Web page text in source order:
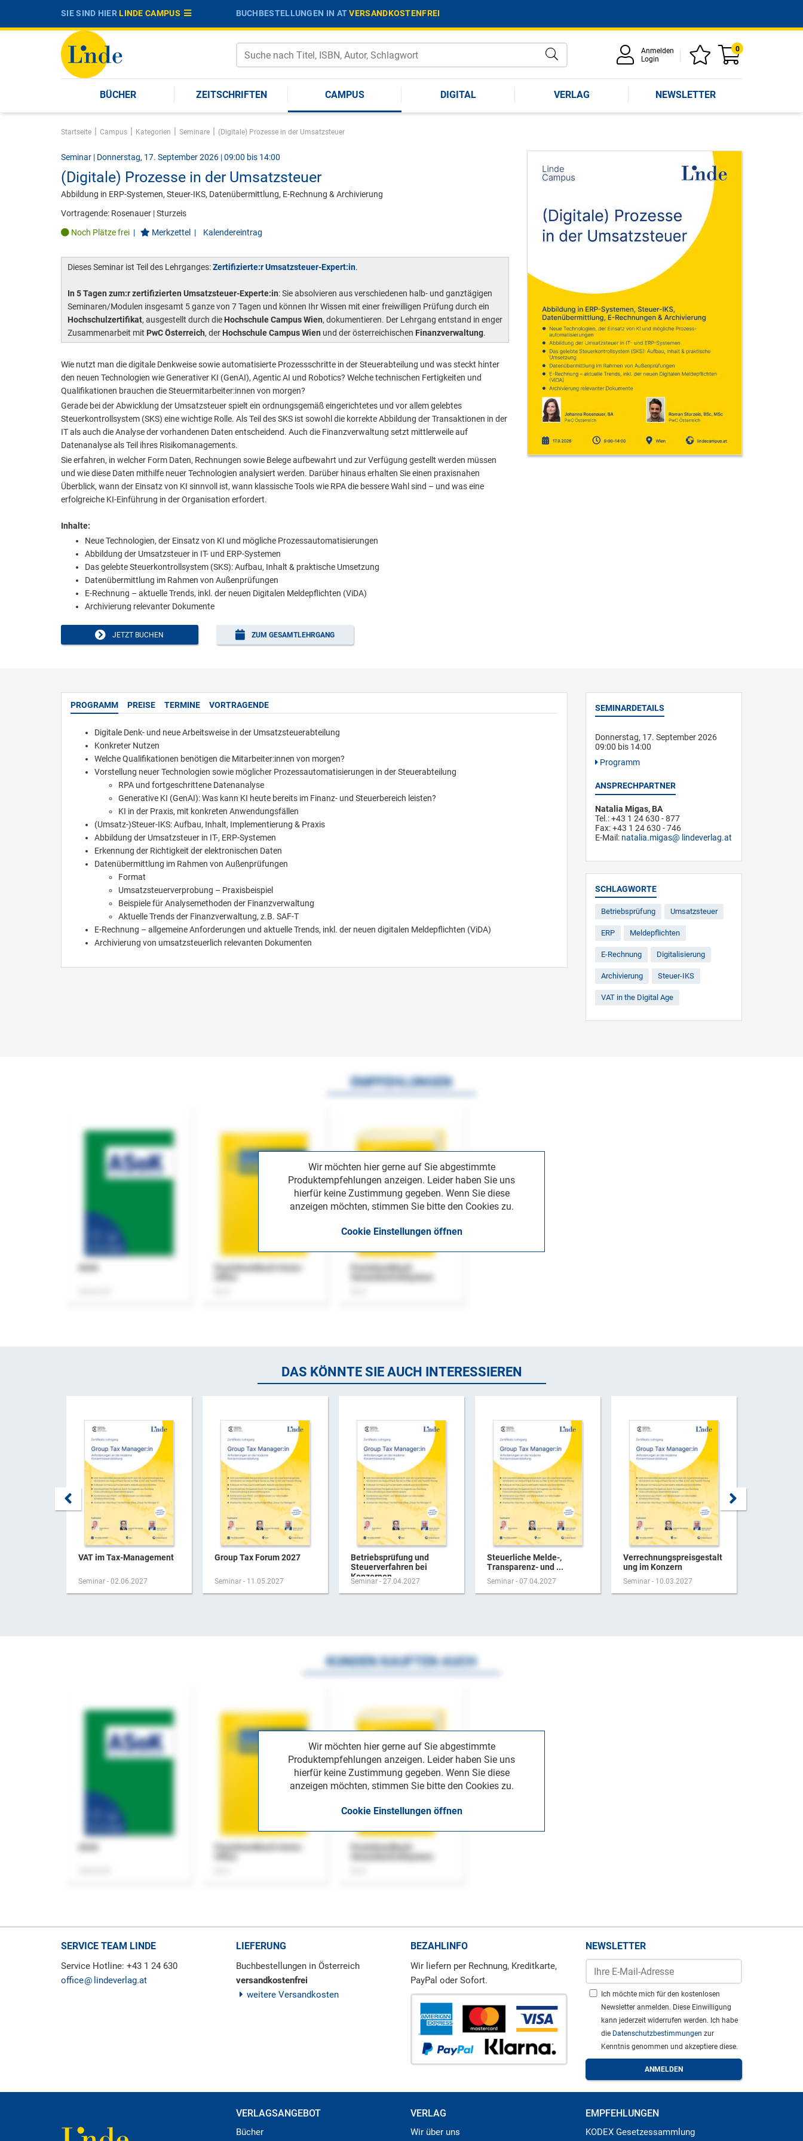
SIE SIND HIERLINDE CAMPUS BUCHBESTELLUNGEN IN ATVERSANDKOSTENFREI
Anmelden
Login
0
BÜCHER ZEITSCHRIFTEN CAMPUS DIGITAL VERLAG NEWSLETTER
Startseite | Campus | Kategorien | Seminare | (Digitale) Prozesse in der Umsatzsteuer
Seminar | Donnerstag, 17. September 2026 | 09:00 bis 14:00
(Digitale) Prozesse in der Umsatzsteuer
Abbildung in ERP-Systemen, Steuer-IKS, Datenübermittlung, E-Rechnung & Archivierung
Vortragende: Rosenauer |Sturzeis
Noch Plätze frei | Merkzettel | Kalendereintrag
Dieses Seminar ist Teil des Lehrganges:Zertifizierte:r Umsatzsteuer-Expert:in.
In 5 Tagen zum:r zertifizierten Umsatzsteuer-Experte:in: Sie absolvieren aus verschiedenen halb- und ganztägigen
Seminaren/Modulen insgesamt 5 ganze von 7 Tagen und können Ihr Wissen mit einer freiwilligen Prüfung durch ein
Hochschulzertifikat, ausgestellt durch die Hochschule Campus Wien, dokumentieren. Der Lehrgang entstand in enger
Zusammenarbeit mit PwC Österreich, der Hochschule Campus Wien und der österreichischen Finanzverwaltung.
Wie nutzt man die digitale Denkweise sowie automatisierte Prozessschritte in der Steuerabteilung und was steckt hinter
den neuen Technologien wie Generativer KI (GenAI), Agentic AI und Robotics? Welche technischen Fertigkeiten und
Qualifikationen brauchen die Steuermitarbeiter:innen von morgen?
Gerade bei der Abwicklung der Umsatzsteuer spielt ein ordnungsgemäß eingerichtetes und vor allem gelebtes
Steuerkontrollsystem (SKS) eine wichtige Rolle. Als Teil des SKS ist sowohl die korrekte Abbildung der Transaktionen in der
IT als auch die Analyse der vorhandenen Daten entscheidend. Auch die Finanzverwaltung setzt mittlerweile auf
Datenanalyse als Teil ihres Risikomanagements.
Sie erfahren, in welcher Form Daten, Rechnungen sowie Belege aufbewahrt und zur Verfügung gestellt werden müssen
und wie diese Daten mithilfe neuer Technologien analysiert werden. Darüber hinaus erhalten Sie einen praxisnahen
Überblick, wann der Einsatz von KI sinnvoll ist, wann klassische Tools wie RPA die bessere Wahl sind – und was eine
erfolgreiche KI-Einführung in der Organisation erfordert.
Inhalte:
Neue Technologien, der Einsatz von KI und mögliche Prozessautomatisierungen
Abbildung der Umsatzsteuer in IT- und ERP-Systemen
Das gelebte Steuerkontrollsystem (SKS): Aufbau, Inhalt & praktische Umsetzung
Datenübermittlung im Rahmen von Außenprüfungen
E-Rechnung – aktuelle Trends, inkl. der neuen Digitalen Meldepflichten (ViDA)
Archivierung relevanter Dokumente
JETZT BUCHEN ZUM GESAMTLEHRGANG
PROGRAMM PREISE TERMINE VORTRAGENDE
Digitale Denk- und neue Arbeitsweise in der Umsatzsteuerabteilung
Konkreter Nutzen
Welche Qualifikationen benötigen die Mitarbeiter:innen von morgen?
Vorstellung neuer Technologien sowie möglicher Prozessautomatisierungen in der Steuerabteilung
RPA und fortgeschrittene Datenanalyse
Generative KI (GenAI): Was kann KI heute bereits im Finanz- und Steuerbereich leisten?
KI in der Praxis, mit konkreten Anwendungsfällen
(Umsatz-)Steuer-IKS: Aufbau, Inhalt, Implementierung & Praxis
Abbildung der Umsatzsteuer in IT-, ERP-Systemen
Erkennung der Richtigkeit der elektronischen Daten
Datenübermittlung im Rahmen von Außenprüfungen
Format
Umsatzsteuerverprobung – Praxisbeispiel
Beispiele für Analysemethoden der Finanzverwaltung
Aktuelle Trends der Finanzverwaltung, z.B. SAF-T
E-Rechnung – allgemeine Anforderungen und aktuelle Trends, inkl. der neuen digitalen Meldepflichten (ViDA)
Archivierung von umsatzsteuerlich relevanten Dokumenten
SEMINARDETAILS
Donnerstag, 17. September 2026
09:00 bis 14:00
Programm
ANSPRECHPARTNER
Natalia Migas, BA
Tel.: +43 1 24 630 - 877
Fax: +43 1 24 630 - 746
E-Mail: natalia.migas lindeverlag.at
SCHLAGWORTE
Betriebsprüfung Umsatzsteuer
ERP Meldepflichten
E-Rechnung Digitalisierung
Archivierung Steuer-IKS
VAT in the Digital Age
Wir möchten hier gerne auf Sie abgestimmte
Produktempfehlungen anzeigen. Leider haben Sie uns
hierfür keine Zustimmung gegeben. Wenn Sie diese
anzeigen möchten, stimmen Sie bitte den Cookies zu.
Cookie Einstellungen öffnen
EMPFEHLUNGEN
Praxishandbuch Home-
Praxishandbuch
DAS KÖNNTE SIE AUCH INTERESSIEREN
VAT im Tax-Management
Seminar - 02.06.2027
Group Tax Forum 2027
Seminar - 11.05.2027
Betriebsprüfung und
Steuerverfahren bei
Konzernen
Seminar - 27.04.2027
Steuerliche Melde-,
Transparenz- und ...
Seminar - 07.04.2027
Verrechnungspreisgestalt
ung im Konzern
Seminar - 10.03.2027
Wir möchten hier gerne auf Sie abgestimmte
Produktempfehlungen anzeigen. Leider haben Sie uns
hierfür keine Zustimmung gegeben. Wenn Sie diese
anzeigen möchten, stimmen Sie bitte den Cookies zu.
Cookie Einstellungen öffnen
KUNDEN KAUFTEN AUCH
Praxishandbuch Home-
Praxishandbuch
SERVICE TEAM LINDE
Service Hotline: +43 1 24 630
office
lindeverlag.at
LIEFERUNG
Buchbestellungen in Österreich
versandkostenfrei
weitere Versandkosten
BEZAHLINFO
Wir liefern per Rechnung, Kreditkarte,
PayPal oder Sofort.
NEWSLETTER
Ich möchte mich für den kostenlosen
Newsletter anmelden. Diese Einwilligung
kann jederzeit widerrufen werden. Ich habe
die Datenschutzbestimmungen zur
Kenntnis genommen und akzeptiere diese.
VERLAGSANGEBOT
Bücher
VERLAG
Wir über uns
EMPFEHLUNGEN
KODEX Gesetzessammlung